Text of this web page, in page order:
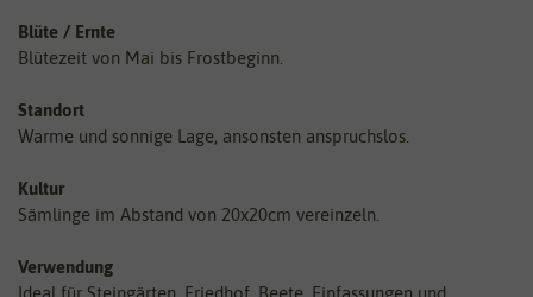
Blüte / Ernte
Blütezeit von Mai bis Frostbeginn.
Standort
Warme und sonnige Lage, ansonsten anspruchslos.
Kultur
Sämlinge im Abstand von 20x20cm vereinzeln.
Verwendung